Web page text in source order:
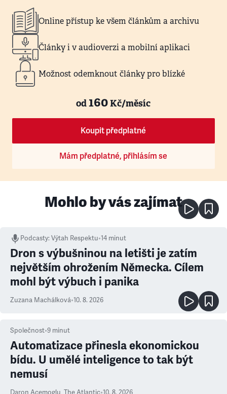
Online přístup ke všem článkům a archivu
Články i v audioverzi a mobilní aplikaci
Možnost odemknout články pro blízké
od160Kč/měsíc
Koupit předplatné
Mám předplatné, přihlásím se
Mohlo by vás zajímat
Podcasty:Výtah Respektu•14 minut
Dron s výbušninou na letišti je zatím
největším ohrožením Německa. Cílem
mohl být výbuch i panika
Zuzana Machálková•10. 8. 2026
Společnost•9 minut
Automatizace přinesla ekonomickou
bídu. U umělé inteligence to tak být
nemusí